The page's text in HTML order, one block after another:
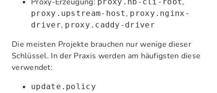
proxy.upstream-host , proxy.nginx-
driver, proxy.caddy-driver
Die meisten Projekte brauchen nur wenige dieser
Schlüssel. In der Praxis werden am häufigsten diese
verwendet:
update.policy